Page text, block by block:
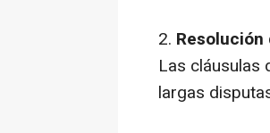
2.
Las cláusulas
largas